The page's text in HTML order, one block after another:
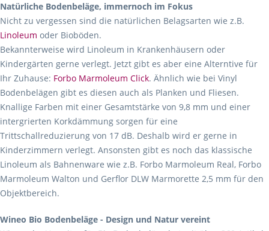
Natürliche Bodenbeläge, immernoch im Fokus
Nicht zu vergessen sind die natürlichen Belagsarten wie z.B.
Linoleum oder Bioböden.
Bekannterweise wird Linoleum in Krankenhäusern oder
Kindergärten gerne verlegt. Jetzt gibt es aber eine Alterntive für
Ihr Zuhause: Forbo Marmoleum Click. Ähnlich wie bei Vinyl
Bodenbelägen gibt es diesen auch als Planken und Fliesen.
Knallige Farben mit einer Gesamtstärke von 9,8 mm und einer
intergrierten Korkdämmung sorgen für eine
Trittschallreduzierung von 17 dB. Deshalb wird er gerne in
Kinderzimmern verlegt. Ansonsten gibt es noch das klassische
Linoleum als Bahnenware wie z.B. Forbo Marmoleum Real, Forbo
Marmoleum Walton und Gerflor DLW Marmorette 2,5 mm für den
Objektbereich.
Wineo Bio Bodenbeläge - Design und Natur vereint